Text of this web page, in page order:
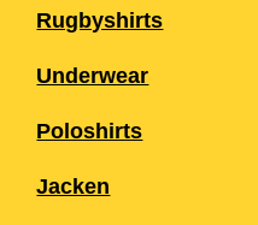
Rugbyshirts
Underwear
Poloshirts
Jacken